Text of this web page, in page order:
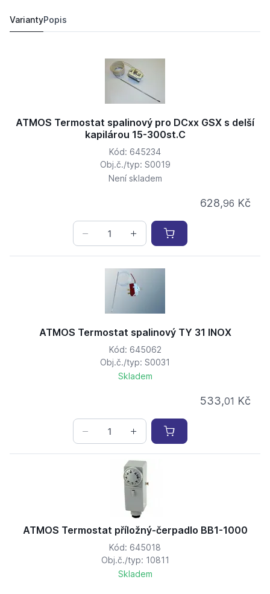
VariantyPopis
ATMOS Termostat spalinový pro DCxx GSX s delší
kapilárou 15-300st.C
Kód: 645234
Obj.č./typ: S0019
Není skladem
628,96 Kč
ATMOS Termostat spalinový TY 31 INOX
Kód: 645062
Obj.č./typ: S0031
Skladem
533,01 Kč
ATMOS Termostat příložný-čerpadlo BB1-1000
Kód: 645018
Obj.č./typ: 10811
Skladem